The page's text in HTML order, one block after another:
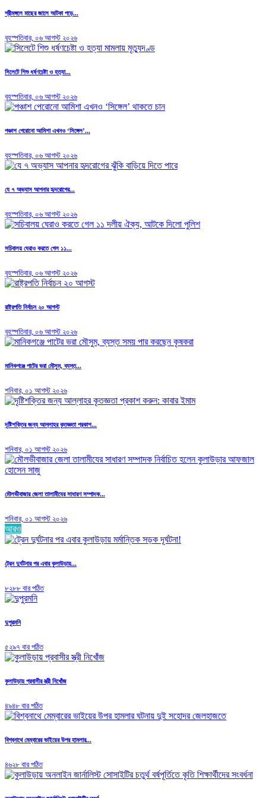
শ্রীমঙ্গলে মাছের জালে আটকা পড়ে...
বৃহস্পতিবার, ০৬ আগস্ট ২০২৬
সিলেটে শিশু ধর্ষণচেষ্টা ও হত্যা...
বৃহস্পতিবার, ০৬ আগস্ট ২০২৬
পঞ্চাশ পেরোনো আমিশা এখনও ‘সিঙ্গেল’...
বৃহস্পতিবার, ০৬ আগস্ট ২০২৬
যে ৭ অভ্যাস আপনার হৃদরোগের...
বৃহস্পতিবার, ০৬ আগস্ট ২০২৬
সচিবালয় ঘেরাও করতে গেল ১১...
বৃহস্পতিবার, ০৬ আগস্ট ২০২৬
রাষ্ট্রপতি নির্বাচন ২০ আগস্ট
বৃহস্পতিবার, ০৬ আগস্ট ২০২৬
মানিকগঞ্জে পাটের ভরা মৌসুম, ব্যস্ত...
শনিবার, ০১ আগস্ট ২০২৬
দৃষ্টিশক্তির জন্য আল্লাহর কৃতজ্ঞতা প্রকাশ...
শনিবার, ০১ আগস্ট ২০২৬
মৌলভীবাজার জেলা তালামীযের সাধারণ সম্পাদক...
শনিবার, ০১ আগস্ট ২০২৬
আরও
ট্রেন দুর্ঘটনার পর এবার কুলাউড়ায়...
৮২৮৮ বার পঠিত
দুপুরমনি
৫২৯৭ বার পঠিত
কুলাউড়ায় প্রবাসীর স্ত্রী নিখোঁজ
৪৯৪৮ বার পঠিত
বিশ্বনাথে মেম্বারের ভাইয়ের উপর হামলার...
৪৬২৮ বার পঠিত